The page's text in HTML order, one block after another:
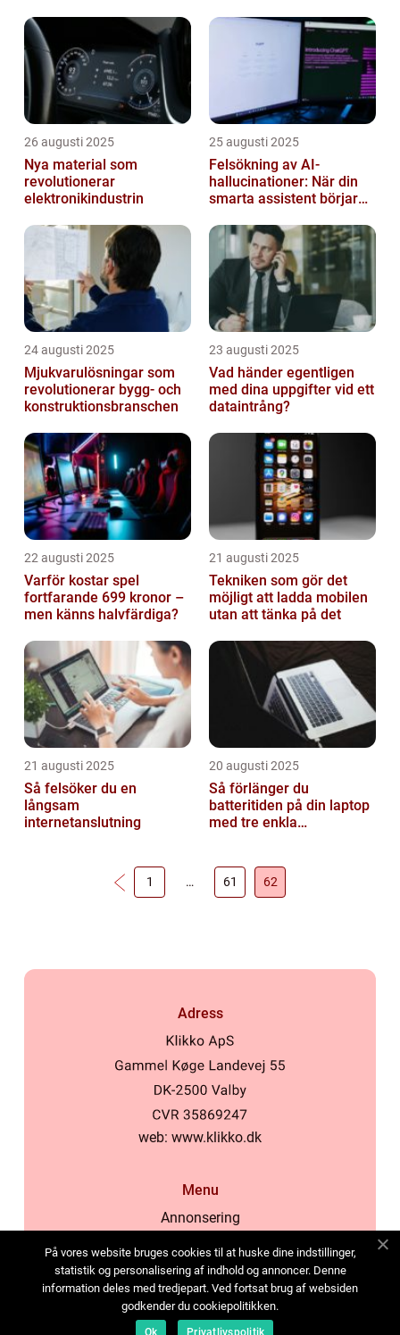
26 augusti 2025
Nya material som
revolutionerar
elektronikindustrin
25 augusti 2025
Felsökning av AI-
hallucinationer: När din
smarta assistent börjar
24 augusti 2025
Mjukvarulösningar som
revolutionerar bygg- och
konstruktionsbranschen
23 augusti 2025
Vad händer egentligen
med dina uppgifter vid ett
dataintrång?
22 augusti 2025
Varför kostar spel
fortfarande 699 kronor –
men känns halvfärdiga?
21 augusti 2025
Tekniken som gör det
möjligt att ladda mobilen
utan att tänka på det
21 augusti 2025
Så felsöker du en
långsam
internetanslutning
20 augusti 2025
Så förlänger du
batteritiden på din laptop
med tre enkla
1 … 61 62
Adress
web: www.klikko.dk
Menu
Annonsering
Cookies
Kontakta oss
Sitemap
På vores website bruges cookies til at huske dine indstillinger,
statistik og personalisering af indhold og annoncer. Denne
information deles med tredjepart. Ved fortsat brug af websiden
godkender du cookiepolitikken.
Ok Privatlivspolitik